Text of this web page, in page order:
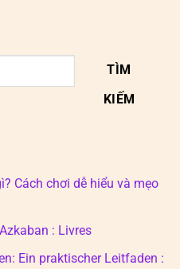
TÌM
KIẾM
Cách chơi dễ hiểu và mẹo
: Livres
Ein praktischer Leitfaden :